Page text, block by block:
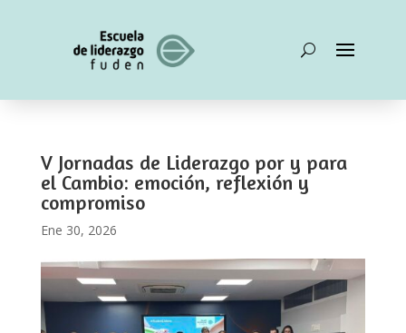
V Jornadas de Liderazgo por y para
el Cambio: emoción, reflexión y
compromiso
Ene 30, 2026